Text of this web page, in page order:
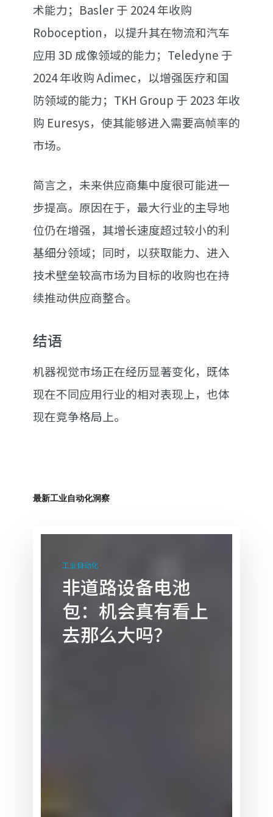
术能力；Basler 于 2024 年收购
Roboception，以提升其在物流和汽车
应用 3D 成像领域的能力；Teledyne 于
2024 年收购 Adimec，以增强医疗和国
防领域的能力；TKH Group 于 2023 年收
购 Euresys，使其能够进入需要高帧率的
市场。
简言之，未来供应商集中度很可能进一
步提高。原因在于，最大行业的主导地
位仍在增强，其增长速度超过较小的利
基细分领域；同时，以获取能力、进入
技术壁垒较高市场为目标的收购也在持
续推动供应商整合。
结语
机器视觉市场正在经历显著变化，既体
现在不同应用行业的相对表现上，也体
现在竞争格局上。
最新工业自动化洞察
工业自动化
非道路设备电池
包：机会真有看上
去那么大吗？